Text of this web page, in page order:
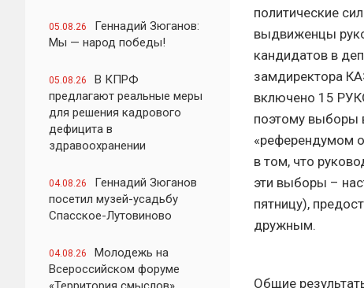
05.08.26
Геннадий Зюганов:
Мы — народ победы!
05.08.26
В КПРФ
предлагают реальные меры
для решения кадрового
дефицита в
здравоохранении
04.08.26
Геннадий Зюганов
посетил музей-усадьбу
Спасское-Лутовиново
04.08.26
Молодежь на
Всероссийском форуме
политические
выдвиженцы
кандидатов в
замдиректора
включено 15
поэтому выборы
«референдумом
в том, что
эти выборы –
пятницу),
дружным.
Общие